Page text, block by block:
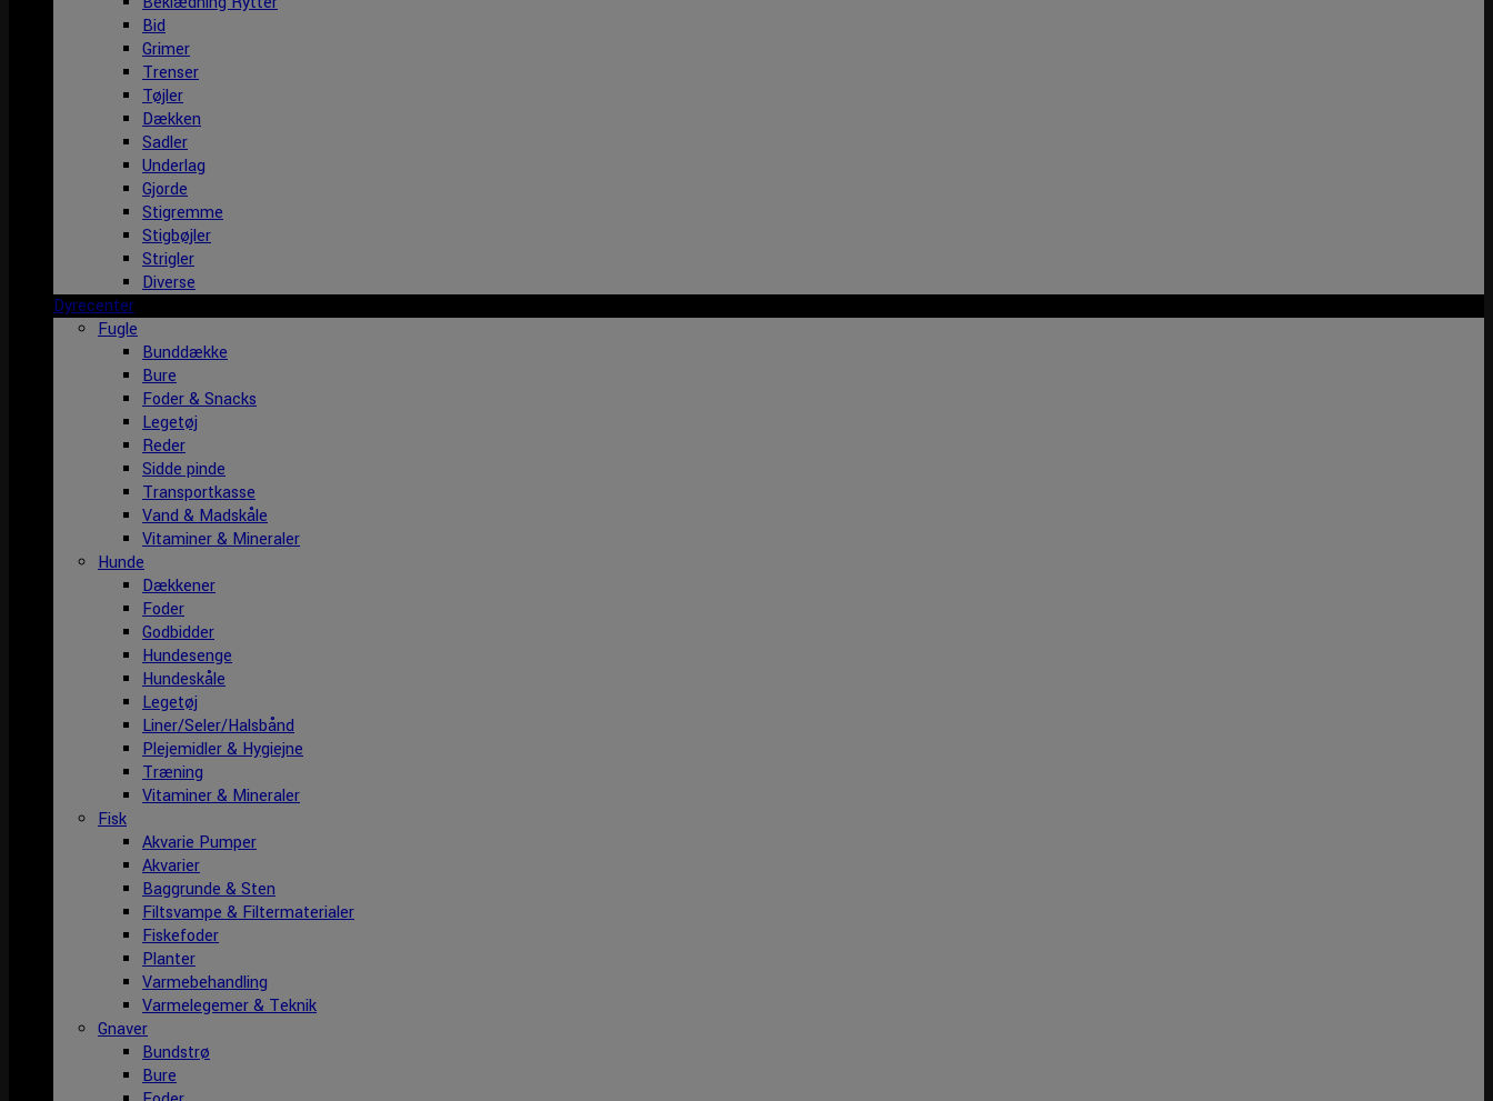
Bid
Grimer
Trenser
Tøjler
Dækken
Sadler
Underlag
Gjorde
Stigremme
Stigbøjler
Strigler
Diverse
Dyrecenter
Fugle
Bunddække
Bure
Foder & Snacks
Legetøj
Reder
Sidde pinde
Transportkasse
Vand & Madskåle
Vitaminer & Mineraler
Hunde
Dækkener
Foder
Godbidder
Hundesenge
Hundeskåle
Legetøj
Liner/Seler/Halsbånd
Plejemidler & Hygiejne
Træning
Vitaminer & Mineraler
Fisk
Akvarie Pumper
Akvarier
Baggrunde & Sten
Filtsvampe & Filtermaterialer
Fiskefoder
Planter
Varmebehandling
Varmelegemer & Teknik
Gnaver
Bundstrø
Bure